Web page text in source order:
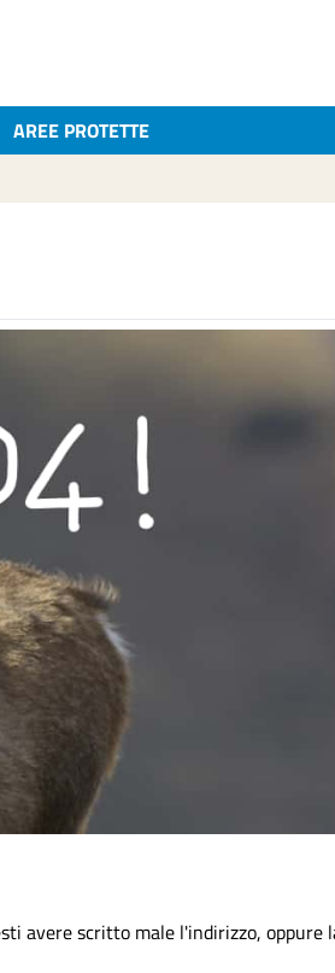
AREE PROTETTE
avere scritto male l'indirizzo,